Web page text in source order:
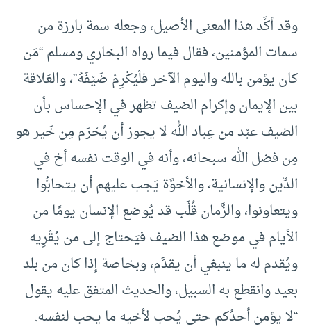
وقد أكَّد هذا المعنى الأصيل، وجعله سمة بارزة من
سمات المؤمنين، فقال فيما رواه البخاري ومسلم “مَن
كان يؤمن بالله واليوم الآخر فلْيُكْرِمْ ضَيْفَهُ”، والعَلاقة
بين الإيمان وإكرام الضيف تظهر في الإحساس بأن
الضيف عبْد من عِباد الله لا يجوز أن يُحْرَم مِن خَير هو
مِن فضل الله سبحانه، وأنه في الوقت نفسه أخ في
الدِّين والإنسانية، والأخوَّة يَجب عليهم أن يتحابُّوا
ويتعاونوا، والزَّمان قُلَّب قد يُوضع الإنسان يومًا من
الأيام في موضع هذا الضيف فيَحتاج إلى من يُقْرِيه
ويُقدم له ما ينبغي أن يقدَّم، وبخاصة إذا كان من بلد
بعيد وانقطع به السبيل، والحديث المتفق عليه يقول
“لا يؤمن أحدُكم حتى يُحب لأخيه ما يحب لنفسه.